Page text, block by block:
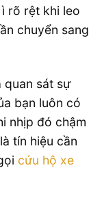
rõ rệt khi leo
chuyển sang
quan sát sự
bạn luôn có
nhịp đó chậm
tín hiệu cần
cứu hộ xe